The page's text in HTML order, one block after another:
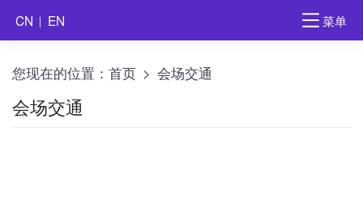
菜单
CN EN
会场交通
您现在的位置： 首页 > 会场交通